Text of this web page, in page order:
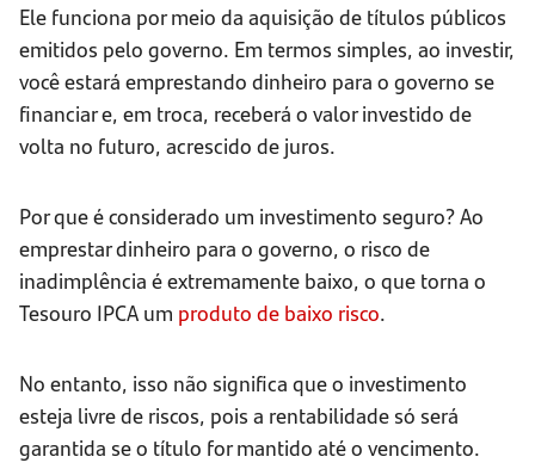
Ele funciona por meio da aquisição de títulos públicos
emitidos pelo governo. Em termos simples, ao investir,
você estará emprestando dinheiro para o governo se
financiar e, em troca, receberá o valor investido de
volta no futuro, acrescido de juros.
Por que é considerado um investimento seguro? Ao
emprestar dinheiro para o governo, o risco de
inadimplência é extremamente baixo, o que torna o
Tesouro IPCA um produto de baixo risco.
No entanto, isso não significa que o investimento
esteja livre de riscos, pois a rentabilidade só será
garantida se o título for mantido até o vencimento.